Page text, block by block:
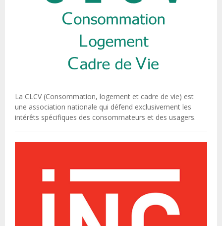
La CLCV (Consommation, logement et cadre de vie) est
une association nationale qui défend exclusivement les
intérêts spécifiques des consommateurs et des usagers.